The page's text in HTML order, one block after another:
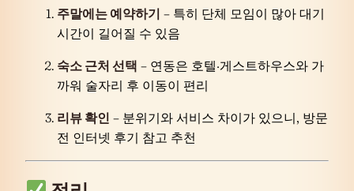
주말에는 예약하기 – 특히 단체 모임이 많아 대기
시간이 길어질 수 있음
숙소 근처 선택 – 연동은 호텔·게스트하우스와 가
까워 술자리 후 이동이 편리
리뷰 확인 – 분위기와 서비스 차이가 있으니, 방문
전 인터넷 후기 참고 추천